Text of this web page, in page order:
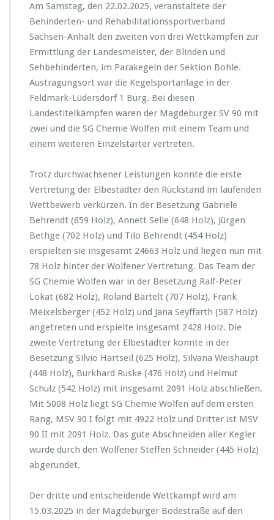
Am Samstag, den 22.02.2025, veranstaltete der
Behinderten- und Rehabilitationssportverband
Sachsen-Anhalt den zweiten von drei Wettkämpfen zur
Ermittlung der Landesmeister, der Blinden und
Sehbehinderten, im Parakegeln der Sektion Bohle.
Austragungsort war die Kegelsportanlage in der
Feldmark-Lüdersdorf 1 Burg. Bei diesen
Landestitelkämpfen waren der Magdeburger SV 90 mit
zwei und die SG Chemie Wolfen mit einem Team und
einem weiteren Einzelstarter vertreten.
Trotz durchwachsener Leistungen konnte die erste
Vertretung der Elbestädter den Rückstand im laufenden
Wettbewerb verkürzen. In der Besetzung Gabriele
Behrendt (659 Holz), Annett Selle (648 Holz), Jürgen
Bethge (702 Holz) und Tilo Behrendt (454 Holz)
erspielten sie insgesamt 24663 Holz und liegen nun mit
78 Holz hinter der Wolfener Vertretung. Das Team der
SG Chemie Wolfen war in der Besetzung Ralf-Peter
Lokat (682 Holz), Roland Bartelt (707 Holz), Frank
Meixelsberger (452 Holz) und Jana Seyffarth (587 Holz)
angetreten und erspielte insgesamt 2428 Holz. Die
zweite Vertretung der Elbestädter konnte in der
Besetzung Silvio Hartseil (625 Holz), Silvana Weishaupt
(448 Holz), Burkhard Ruske (476 Holz) und Helmut
Schulz (542 Holz) mit insgesamt 2091 Holz abschließen.
Mit 5008 Holz liegt SG Chemie Wolfen auf dem ersten
Rang, MSV 90 I folgt mit 4922 Holz und Dritter ist MSV
90 II mit 2091 Holz. Das gute Abschneiden aller Kegler
wurde durch den Wolfener Steffen Schneider (445 Holz)
abgerundet.
Der dritte und entscheidende Wettkampf wird am
15.03.2025 in der Magdeburger Bodestraße auf den